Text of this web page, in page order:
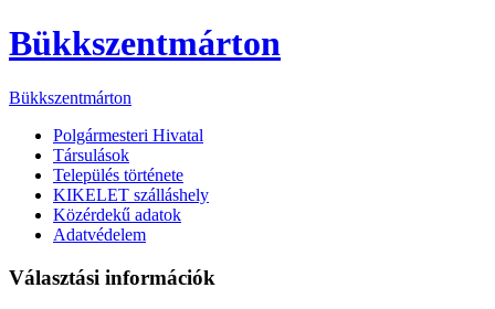
Bükkszentmárton
Bükkszentmárton
Polgármesteri Hivatal
Társulások
Település története
KIKELET szálláshely
Közérdekű adatok
Adatvédelem
Választási információk